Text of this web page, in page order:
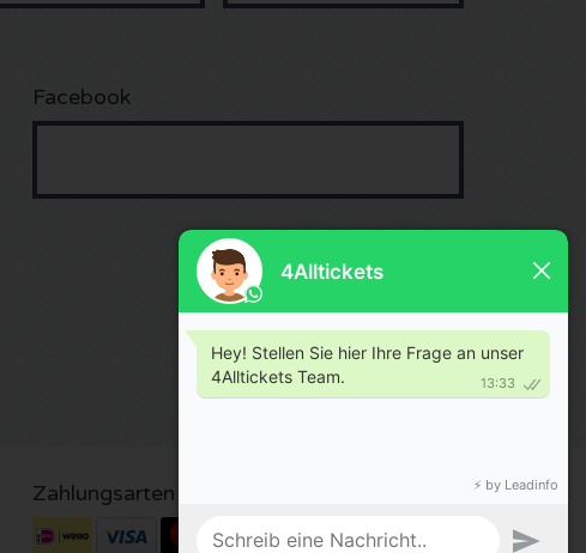
Facebook
Zahlungsarten